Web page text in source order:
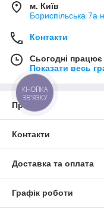
м. Київ
Бориспільська 7а
Контакти
Сьогодні
Показати весь
Про нас
Контакти
Доставка та оплата
Графік роботи
КНОПКА
ЗВ'ЯЗКУ